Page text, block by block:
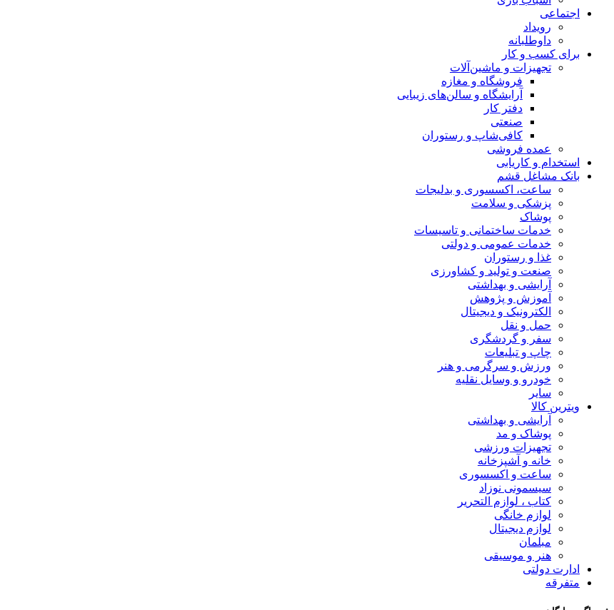
اجتماعی
رویداد
داوطلبانه
برای کسب و کار
تجهیزات و ماشین‌آلات
فروشگاه و مغازه
آرایشگاه و سالن‌های زیبایی
دفتر کار
صنعتی
کافی‌شاپ و رستوران
عمده فروشی
استخدام و کاریابی
بانک مشاغل قشم
ساعت، اکسسوری و بدلیجات
پزشکی و سلامت
پوشاک
خدمات ساختمانی و تاسیسات
خدمات عمومی و دولتی
غذا و رستوران
صنعت و تولید و کشاورزی
آرایشی و بهداشتی
آموزش و پژوهش
الکترونیک و دیجیتال
حمل و نقل
سفر و گردشگری
چاپ و تبلیعات
ورزش و سرگرمی و هنر
خودرو و وسایل نقلیه
سایر
ویترین کالا
آرایشی و بهداشتی
پوشاک و مد
تجهیزات ورزشی
خانه و آشپزخانه
ساعت و اکسسوری
سیسمونی نوزاد
کتاب ، لوازم التحریر
لوازم خانگی
لوازم دیجیتال
مبلمان
هنر و موسیقی
ادارت دولتی
متفرقه